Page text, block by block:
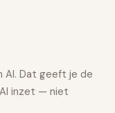
AI. Dat geeft je de
inzet — niet